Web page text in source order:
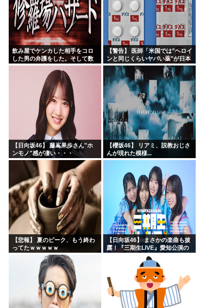
飲み屋でケンカした相手をコロ
した男の弁護をした。そして数
年後、因果応報を思わせる出来
【警告】 医師「米国では”ヘロイ
ンと同じくらいヤバい薬”が日本
では平気で処方されてる」
【日向坂46】 藤嶌果歩さん"ホ
ンモノ"感が凄い・・・
【櫻坂46】 リアミ、説教おじさ
んが現れた模様...
【悲報】 夏のピーク、もう終わ
ってたｗｗｗｗｗ
【日向坂46】 まさかの楽曲も披
露！『三期生LIVE』愛知公演の